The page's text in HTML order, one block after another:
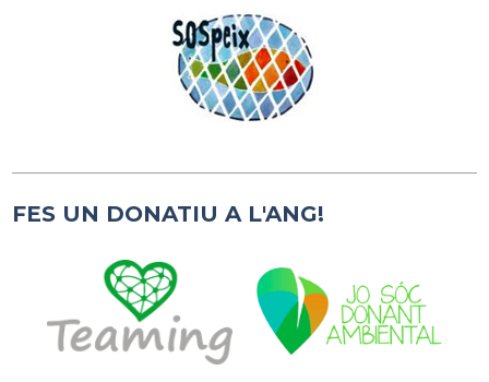
FES UN DONATIU A L'ANG!